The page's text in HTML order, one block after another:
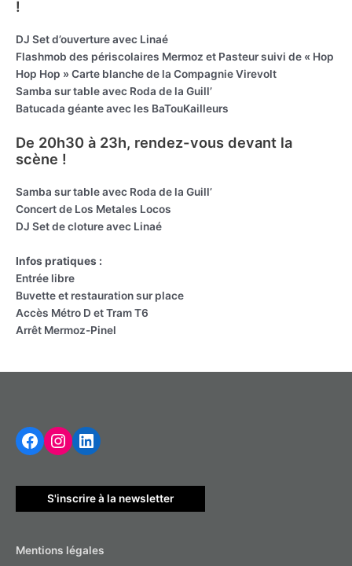
!
DJ Set d’ouverture avec Linaé
Flashmob des périscolaires Mermoz et Pasteur suivi de « Hop
Hop Hop » Carte blanche de la Compagnie Virevolt
Samba sur table avec Roda de la Guill’
Batucada géante avec les BaTouKailleurs
De 20h30 à 23h, rendez-vous devant la
scène !
Samba sur table avec Roda de la Guill’
Concert de Los Metales Locos
DJ Set de cloture avec Linaé
Infos pratiques :
Entrée libre
Buvette et restauration sur place
Accès Métro D et Tram T6
Arrêt Mermoz-Pinel
Facebook
Instagram
LinkedIn
S'inscrire à la newsletter
Mentions légales